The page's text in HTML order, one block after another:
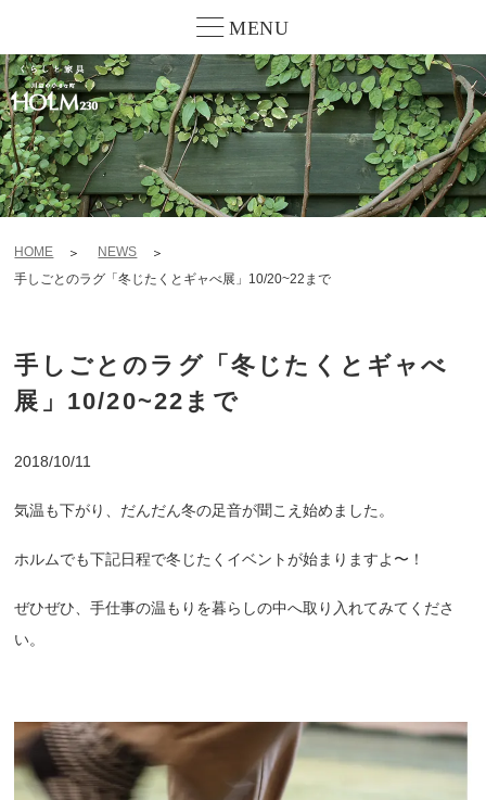
MENU
HOME
NEWS
手しごとのラグ「冬じたくとギャべ展」10/20~22まで
手しごとのラグ「冬じたくとギャべ
展」10/20~22まで
2018/10/11
気温も下がり、だんだん冬の足音が聞こえ始めました。
ホルムでも下記日程で冬じたくイベントが始まりますよ〜！
ぜひぜひ、手仕事の温もりを暮らしの中へ取り入れてみてくださ
い。